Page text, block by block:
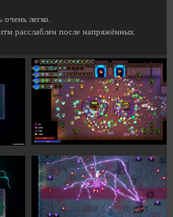
легко.
расслаблен после напряжённых